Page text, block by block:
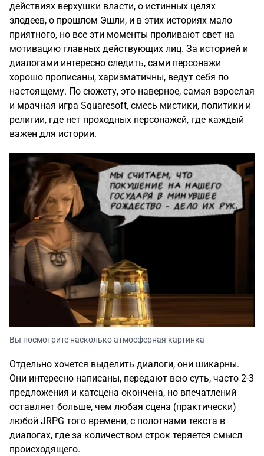
действиях верхушки власти, о истинных целях
злодеев, о прошлом Эшли, и в этих историях мало
приятного, но все эти моменты проливают свет на
мотивацию главных действующих лиц. За историей и
диалогами интересно следить, сами персонажи
хорошо прописаны, харизматичны, ведут себя по
настоящему. По сюжету, это наверное, самая взрослая
и мрачная игра Squaresoft, смесь мистики, политики и
религии, где нет проходных персонажей, где каждый
важен для истории.
Вы посмотрите насколько атмосферная картинка
Отдельно хочется выделить диалоги, они шикарны.
Они интересно написаны, передают всю суть, часто 2-3
предложения и катсцена окончена, но впечатлений
оставляет больше, чем любая сцена (практически)
любой JRPG того времени, с полотнами текста в
диалогах, где за количеством строк теряется смысл
происходящего.